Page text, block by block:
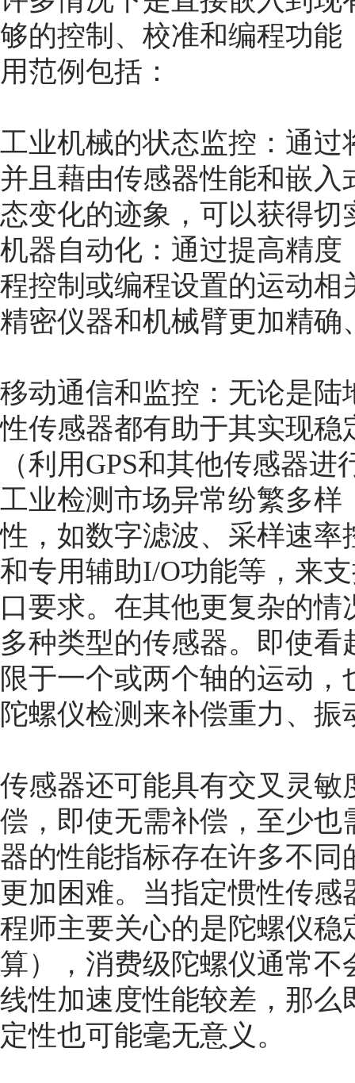
够的控制、校准和编程功
用范例包括：
工业机械的状态监控：通
并且藉由传感器性能和嵌
态变化的迹象，可以获得切
机器自动化：通过提高精
程控制或编程设置的运动
精密仪器和机械臂更加精确
移动通信和监控：无论是
性传感器都有助于其实现
（利用GPS和其他传感器
工业检测市场异常纷繁多
性，如数字滤波、采样速
和专用辅助I/O功能等，来
口要求。在其他更复杂的
多种类型的传感器。即使
限于一个或两个轴的运动
陀螺仪检测来补偿重力、
传感器还可能具有交叉灵
偿，即使无需补偿，至少
器的性能指标存在许多不
更加困难。当指定惯性传
程师主要关心的是陀螺仪
算），消费级陀螺仪通常
线性加速度性能较差，那么
定性也可能毫无意义。